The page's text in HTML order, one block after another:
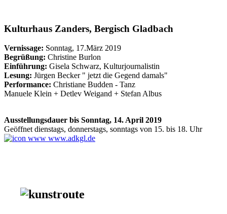
Kulturhaus Zanders, Bergisch Gladbach
Vernissage: Sonntag, 17.März 2019
Begrüßung: Christine Burlon
Einführung: Gisela Schwarz, Kulturjournalistin
Lesung: Jürgen Becker " jetzt die Gegend damals"
Performance: Christiane Budden - Tanz
Manuele Klein + Detlev Weigand + Stefan Albus
Ausstellungsdauer bis Sonntag, 14. April 2019
Geöffnet dienstags, donnerstags, sonntags von 15. bis 18. Uhr
www.adkgl.de